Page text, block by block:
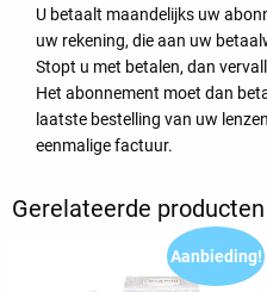
U betaalt maandelijks uw
uw rekening, die aan uw
Stopt u met betalen, dan
Het abonnement moet dan
laatste bestelling van uw
eenmalige factuur.
Gerelateerde producten
Aanbieding!